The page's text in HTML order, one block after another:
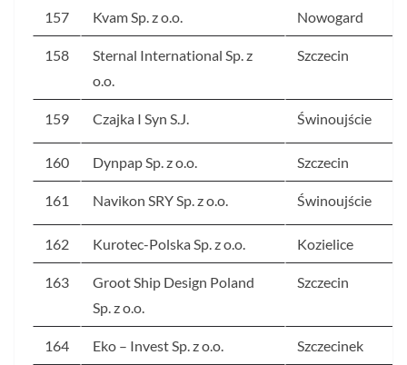
157 Kvam Sp. z o.o. Nowogard
158
Sternal International Sp. z
o.o.
Szczecin
159 Czajka I Syn S.J. Świnoujście
160 Dynpap Sp. z o.o. Szczecin
161 Navikon SRY Sp. z o.o. Świnoujście
162 Kurotec-Polska Sp. z o.o. Kozielice
163
Groot Ship Design Poland
Sp. z o.o.
Szczecin
164 Eko – Invest Sp. z o.o. Szczecinek